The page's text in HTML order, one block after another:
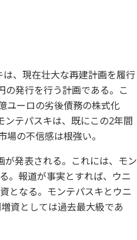
、現在壮大な再建計画を履行
の発行を行う計画である。こ
ユーロの劣後債務の株式化
ンテパスキは、既にこの2年間
の不信感は根強い。
が発表される。これには、モン
。報道が事実とすれば、ウニ
となる。モンテパスキとウニ
資としては過去最大級であ